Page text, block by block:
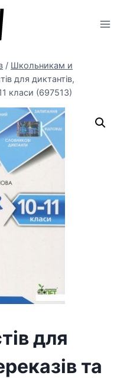
/ Школьникам и
для диктантів,
класи (697513)
для
та